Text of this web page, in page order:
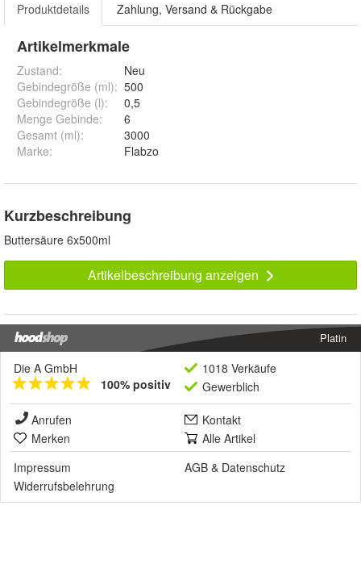
Produktdetails Zahlung, Versand & Rückgabe
Artikelmerkmale
Zustand:
Neu
Gebindegröße (ml): 500
Gebindegröße (l):
0,5
Menge Gebinde:
6
Gesamt (ml):
3000
Marke: Flabzo
Kurzbeschreibung
Buttersäure 6x500ml
Artikelbeschreibung anzeigen
Platin
Die A GmbH
100% positiv
1018 Verkäufe
Gewerblich
Anrufen
Kontakt
Merken
Alle Artikel
Impressum
AGB & Datenschutz
Widerrufsbelehrung